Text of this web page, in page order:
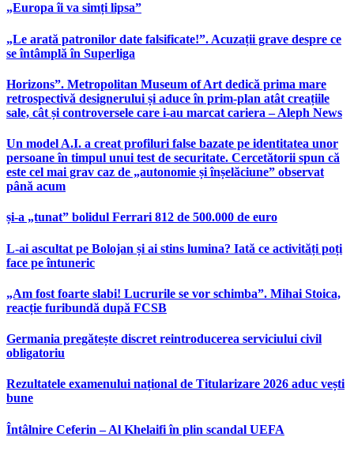
„Europa îi va simți lipsa”
„Le arată patronilor date falsificate!”. Acuzații grave despre ce
se întâmplă în Superliga
Horizons”. Metropolitan Museum of Art dedică prima mare
retrospectivă designerului și aduce în prim-plan atât creațiile
sale, cât și controversele care i-au marcat cariera – Aleph News
Un model A.I. a creat profiluri false bazate pe identitatea unor
persoane în timpul unui test de securitate. Cercetătorii spun că
este cel mai grav caz de „autonomie și înșelăciune” observat
până acum
și-a „tunat” bolidul Ferrari 812 de 500.000 de euro
L-ai ascultat pe Bolojan și ai stins lumina? Iată ce activități poți
face pe întuneric
„Am fost foarte slabi! Lucrurile se vor schimba”. Mihai Stoica,
reacție furibundă după FCSB
Germania pregătește discret reintroducerea serviciului civil
obligatoriu
Rezultatele examenului național de Titularizare 2026 aduc vești
bune
Întâlnire Ceferin – Al Khelaifi în plin scandal UEFA